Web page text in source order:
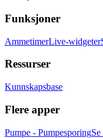
Funksjoner
AmmetimerLive-widgeter
Ressurser
Kunnskapsbase
Flere apper
Pumpe - Pumpesporing